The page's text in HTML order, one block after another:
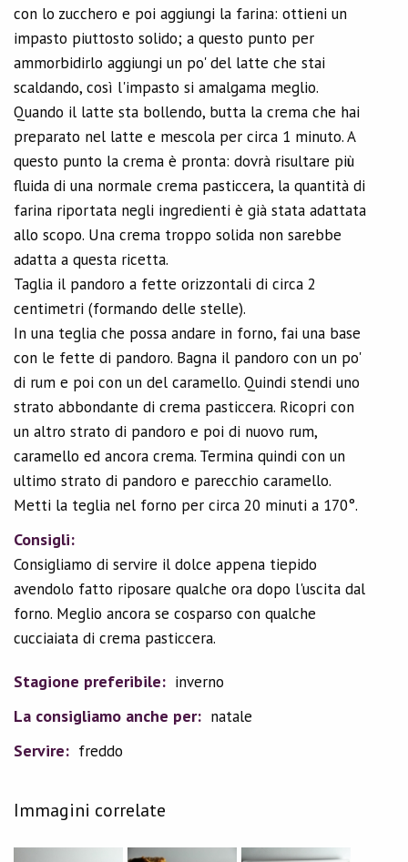
con lo zucchero e poi aggiungi la farina: ottieni un
impasto piuttosto solido; a questo punto per
ammorbidirlo aggiungi un po' del latte che stai
scaldando, così l'impasto si amalgama meglio.
Quando il latte sta bollendo, butta la crema che hai
preparato nel latte e mescola per circa 1 minuto. A
questo punto la crema è pronta: dovrà risultare più
fluida di una normale crema pasticcera, la quantità di
farina riportata negli ingredienti è già stata adattata
allo scopo. Una crema troppo solida non sarebbe
adatta a questa ricetta.
Taglia il pandoro a fette orizzontali di circa 2
centimetri (formando delle stelle).
In una teglia che possa andare in forno, fai una base
con le fette di pandoro. Bagna il pandoro con un po'
di rum e poi con un del caramello. Quindi stendi uno
strato abbondante di crema pasticcera. Ricopri con
un altro strato di pandoro e poi di nuovo rum,
caramello ed ancora crema. Termina quindi con un
ultimo strato di pandoro e parecchio caramello.
Metti la teglia nel forno per circa 20 minuti a 170°.
Consigli:
Consigliamo di servire il dolce appena tiepido
avendolo fatto riposare qualche ora dopo l'uscita dal
forno. Meglio ancora se cosparso con qualche
cucciaiata di crema pasticcera.
Stagione preferibile: inverno
La consigliamo anche per: natale
Servire: freddo
Immagini correlate